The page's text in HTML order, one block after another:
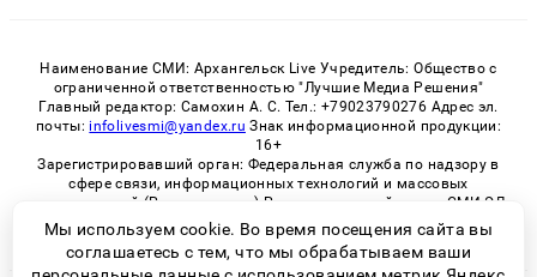
Наименование СМИ: Архангельск Live Учредитель: Общество с
ограниченной ответственностью "Лучшие Медиа Решения"
Главный редактор: Самохин А. С. Тел.: +79023790276 Адрес эл.
почты: infolivesmi@yandex.ru Знак информационной продукции:
16+
Зарегистрировавший орган: Федеральная служба по надзору в
сфере связи, информационных технологий и массовых
коммуникаций (Роскомнадзор) Регистрационный номер СМИ ЭЛ
№ ФС 77 - 82533 от 21.01.2022
Мы используем cookie. Во время посещения сайта вы
соглашаетесь с тем, что мы обрабатываем ваши